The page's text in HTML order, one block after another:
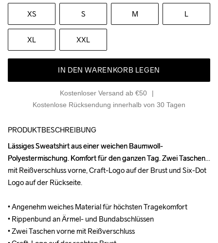
XS S M L
XL XXL
IN DEN WARENKORB LEGEN
Kostenloser Versand ab €50
Kostenlose Rücksendung innerhalb von 30 Tagen
PRODUKTBESCHREIBUNG
Lässiges Sweatshirt aus einer weichen Baumwoll-
Polyestermischung. Komfort für den ganzen Tag. Zwei Taschen
mit Reißverschluss vorne, Craft-Logo auf der Brust und Six-Dot
Logo auf der Rückseite.
• Angenehm weiches Material für höchsten Tragekomfort
• Rippenbund an Ärmel- und Bundabschlüssen
• Zwei Taschen vorne mit Reißverschluss
Lässiges Sweatshirt aus einer weichen Baumwoll-
Polyestermischung. Komfort für den ganzen Tag. Zwei Taschen
mit Reißverschluss vorne, Craft-Logo auf der Brust und Six-Dot
Logo auf der Rückseite.
• Angenehm weiches Material für höchsten Tragekomfort
• Rippenbund an Ärmel- und Bundabschlüssen
• Zwei Taschen vorne mit Reißverschluss